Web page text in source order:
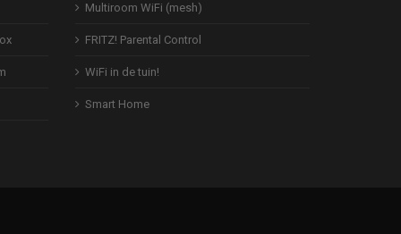
Multiroom WiFi (mesh)
FRITZ! Parental Control
WiFi in de tuin!
Smart Home